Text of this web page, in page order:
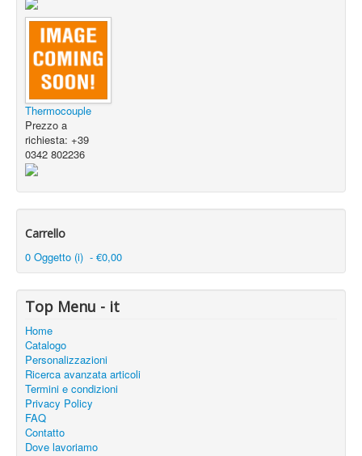
Thermocouple
Prezzo a
richiesta: +39
0342 802236
Carrello
0 Oggetto (i) - €0,00
Top Menu - it
Home
Catalogo
Personalizzazioni
Ricerca avanzata articoli
Termini e condizioni
Privacy Policy
FAQ
Contatto
Dove lavoriamo